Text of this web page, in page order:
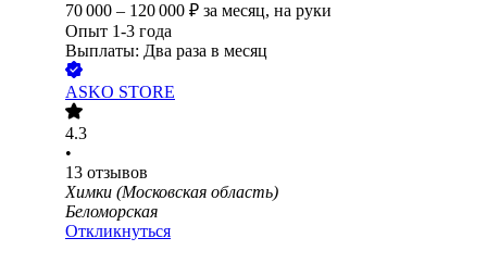
70 000 – 120 000 ₽ за месяц, на руки
Опыт 1-3 года
Выплаты: Два раза в месяц
ASKO STORE
4.3
•
13 отзывов
Химки (Московская область)
Беломорская
Откликнуться